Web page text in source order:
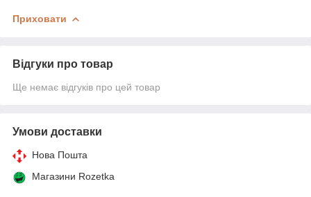
Приховати
Відгуки про товар
Ще немає відгуків про цей товар
Умови доставки
Нова Пошта
Магазини Rozetka